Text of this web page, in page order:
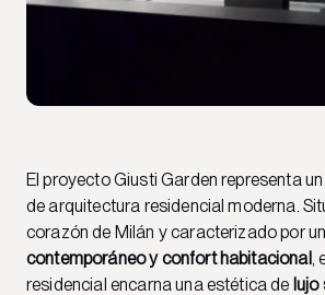
El proyecto Giusti Garden representa
de arquitectura residencial moderna.
corazón de Milán y caracterizado por
contemporáneo y confort habitacional,
residencial encarna una estética de